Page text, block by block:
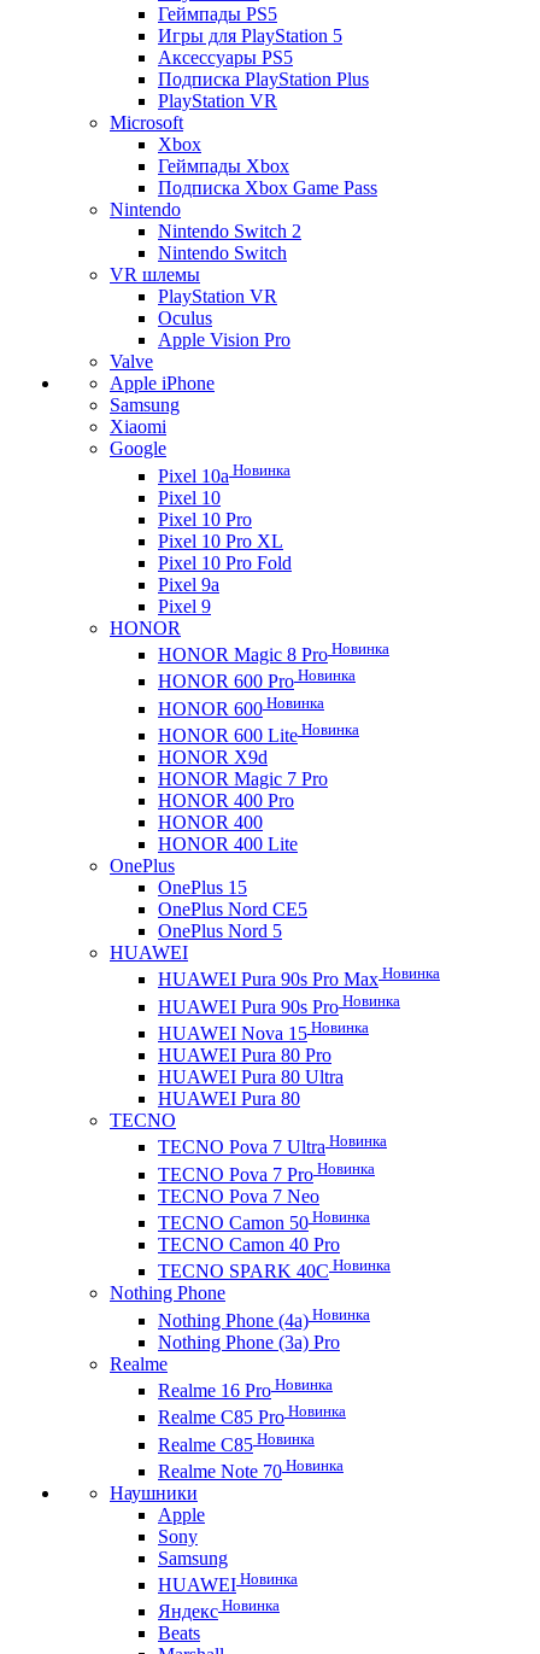
Геймпады PS5
Игры для PlayStation 5
Аксессуары PS5
Подписка PlayStation Plus
PlayStation VR
Microsoft
Xbox
Геймпады Xbox
Подписка Xbox Game Pass
Nintendo
Nintendo Switch 2
Nintendo Switch
VR шлемы
PlayStation VR
Oculus
Apple Vision Pro
Valve
Apple iPhone
Samsung
Xiaomi
Google
Pixel 10a Новинка
Pixel 10
Pixel 10 Pro
Pixel 10 Pro XL
Pixel 10 Pro Fold
Pixel 9a
Pixel 9
HONOR
HONOR Magic 8 Pro Новинка
HONOR 600 Pro Новинка
HONOR 600 Новинка
HONOR 600 Lite Новинка
HONOR X9d
HONOR Magic 7 Pro
HONOR 400 Pro
HONOR 400
HONOR 400 Lite
OnePlus
OnePlus 15
OnePlus Nord CE5
OnePlus Nord 5
HUAWEI
HUAWEI Pura 90s Pro Max Новинка
HUAWEI Pura 90s Pro Новинка
HUAWEI Nova 15 Новинка
HUAWEI Pura 80 Pro
HUAWEI Pura 80 Ultra
HUAWEI Pura 80
TECNO
TECNO Pova 7 Ultra Новинка
TECNO Pova 7 Pro Новинка
TECNO Pova 7 Neo
TECNO Camon 50 Новинка
TECNO Camon 40 Pro
TECNO SPARK 40C Новинка
Nothing Phone
Nothing Phone (4a) Новинка
Nothing Phone (3a) Pro
Realme
Realme 16 Pro Новинка
Realme C85 Pro Новинка
Realme C85 Новинка
Realme Note 70 Новинка
Наушники
Apple
Sony
Samsung
HUAWEI Новинка
Яндекс Новинка
Beats